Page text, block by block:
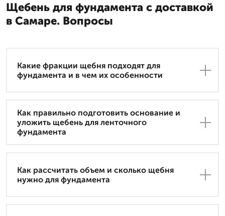
Щебень для фундамента с доставкой
в Самаре. Вопросы
Какие фракции щебня подходят для
фундамента и в чем их особенности
Как правильно подготовить основание и
уложить щебень для ленточного
фундамента
Как рассчитать объем и сколько щебня
нужно для фундамента